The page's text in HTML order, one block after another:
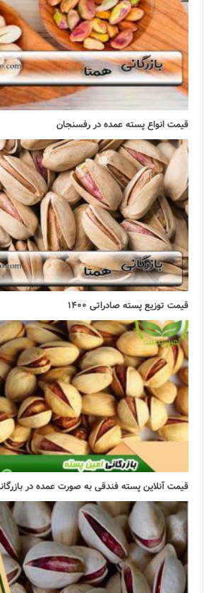
قیمت انواع پسته عمده در رفسنجان
قیمت توزیع پسته صادراتی ۱۴۰۰
قیمت آنلاین پسته فندقی به صورت عمده در